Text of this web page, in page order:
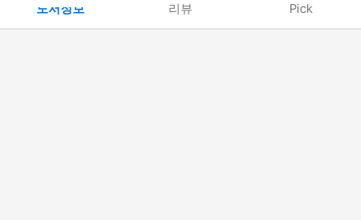
도서정보 리뷰 Pick